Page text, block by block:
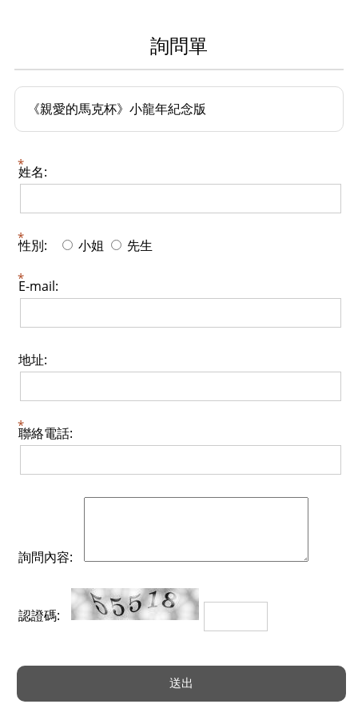
詢問單
《親愛的馬克杯》小龍年紀念版
姓名:
性別: 小姐 先生
E-mail:
地址:
聯絡電話:
詢問內容:
認證碼: